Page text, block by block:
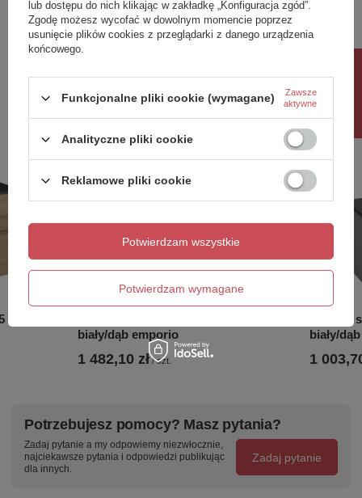
kolor brązowy
Poprzedni z tej kategorii
dąb
biały/dąb emporio
1 482,10 zł / szt.
ALTAIR
biały/
1
Następny z tej kategorii
Potrzebujesz pomocy? Masz pytania?
Zadaj pytanie a my odpowiemy niezwłocznie,
najciekawsze pytania i odpowiedzi publikując
dla innych.
Zadaj pytanie
lub dostępu do nich klikając w zakładkę „Konfiguracja zgód”.
Zgodę możesz wycofać w dowolnym momencie poprzez
usunięcie plików cookies z przeglądarki z danego urządzenia
końcowego.
Funkcjonalne pliki cookie (wymagane)
Zawsze
aktywne
Analityczne pliki cookie
Reklamowe pliki cookie
Potwierdzam wymagane
Potwierdzam wszystkie